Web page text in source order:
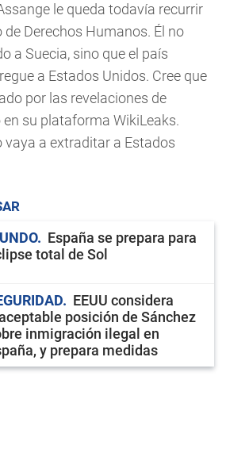
le queda todavía recurrir
de Derechos Humanos. Él no
a Suecia, sino que el país
a Estados Unidos. Cree que
por las revelaciones de
su plataforma WikiLeaks.
vaya a extraditar a Estados
España se prepara para
total de Sol
EEUU considera
posición de Sánchez
inmigración ilegal en
y prepara medidas